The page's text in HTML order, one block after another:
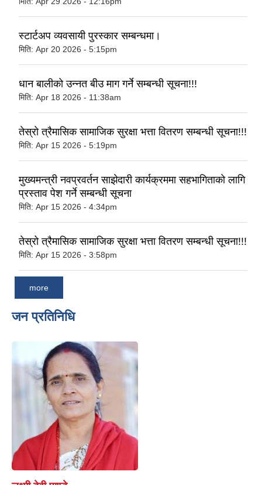
स्टार्टअप व्यवसायी पुरस्कार सम्बन्धमा।
मिति: Apr 20 2026 - 5:15pm
धान बालीको उन्‍नत बीउ माग गर्ने सम्बन्धी सूचना!!!
मिति: Apr 18 2026 - 11:38am
तेस्रो त्रैमासिक सामाजिक सुरक्षा भत्ता वितरण सम्बन्धी सूचना!!!
मिति: Apr 15 2026 - 5:19pm
मुख्यमन्त्री नवप्रवर्तन साझेदारी कार्यक्रममा सहभागिताको लागि
प्रस्ताव पेश गर्ने सम्बन्धी सूचना
मिति: Apr 15 2026 - 4:34pm
तेस्रो त्रैमासिक सामाजिक सुरक्षा भत्ता वितरण सम्बन्धी सूचना!!!
मिति: Apr 15 2026 - 3:58pm
more
जन प्रतिनिधि